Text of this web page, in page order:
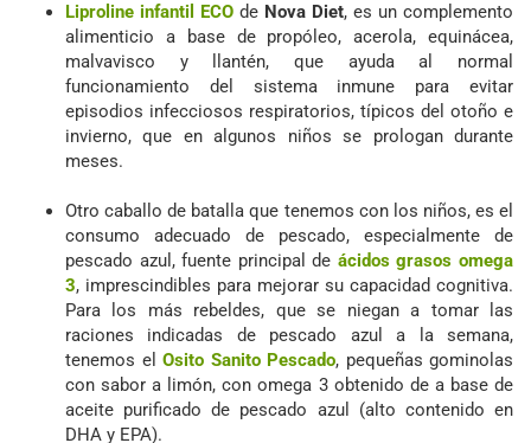
Liproline infantil ECO de Nova Diet, es un complemento
alimenticio a base de propóleo, acerola, equinácea,
malvavisco y llantén, que ayuda al normal
funcionamiento del sistema inmune para evitar
episodios infecciosos respiratorios, típicos del otoño e
invierno, que en algunos niños se prologan durante
meses.
Otro caballo de batalla que tenemos con los niños, es el
consumo adecuado de pescado, especialmente de
pescado azul, fuente principal de ácidos grasos omega
3, imprescindibles para mejorar su capacidad cognitiva.
Para los más rebeldes, que se niegan a tomar las
raciones indicadas de pescado azul a la semana,
tenemos el Osito Sanito Pescado, pequeñas gominolas
con sabor a limón, con omega 3 obtenido de a base de
aceite purificado de pescado azul (alto contenido en
DHA y EPA).